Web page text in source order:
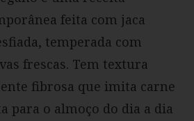
feita com jaca
temperada com
frescas. Tem textura
fibrosa que imita carne
para o almoço do dia a dia